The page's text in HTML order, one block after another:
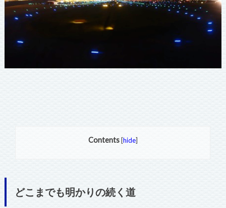
Contents [hide]
どこまでも明かりの続く道